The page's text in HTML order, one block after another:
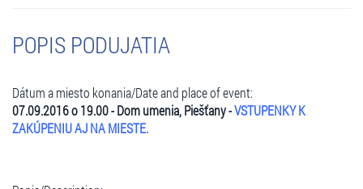
POPIS PODUJATIA
Dátum a miesto konania/Date and place of event:
07.09.2016 o 19.00 -Dom umenia, Piešťany -VSTUPENKY K
ZAKÚPENIU AJ NA MIESTE.